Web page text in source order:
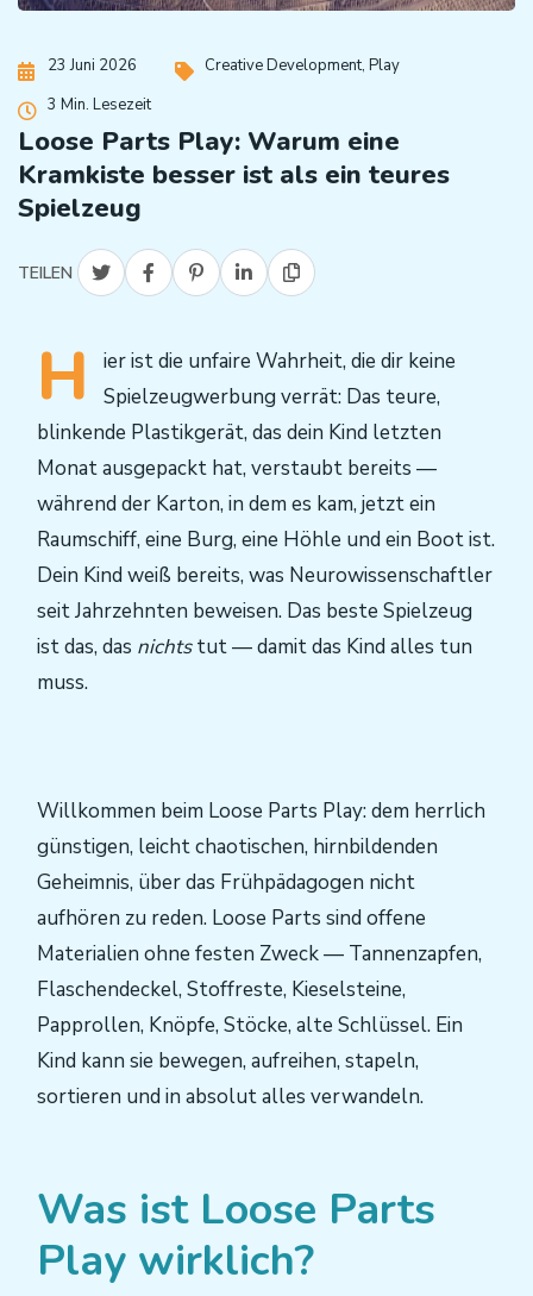
23 Juni 2026 Creative Development, Play
3 Min. Lesezeit
Loose Parts Play: Warum eine
Kramkiste besser ist als ein teures
Spielzeug
TEILEN
H
ier ist die unfaire Wahrheit, die dir keine
Spielzeugwerbung verrät: Das teure,
blinkende Plastikgerät, das dein Kind letzten
Monat ausgepackt hat, verstaubt bereits —
während der Karton, in dem es kam, jetzt ein
Raumschiff, eine Burg, eine Höhle und ein Boot ist.
Dein Kind weiß bereits, was Neurowissenschaftler
seit Jahrzehnten beweisen. Das beste Spielzeug
ist das, das nichtstut — damit das Kind alles tun
muss.
Willkommen beim Loose Parts Play: dem herrlich
günstigen, leicht chaotischen, hirnbildenden
Geheimnis, über das Frühpädagogen nicht
aufhören zu reden. Loose Parts sind offene
Materialien ohne festen Zweck — Tannenzapfen,
Flaschendeckel, Stoffreste, Kieselsteine,
Papprollen, Knöpfe, Stöcke, alte Schlüssel. Ein
Kind kann sie bewegen, aufreihen, stapeln,
sortieren und in absolut alles verwandeln.
Was ist Loose Parts
Play wirklich?